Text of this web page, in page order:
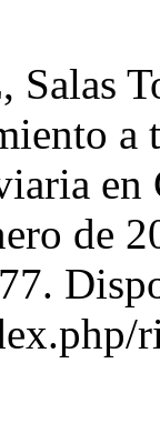
Salas
a
de